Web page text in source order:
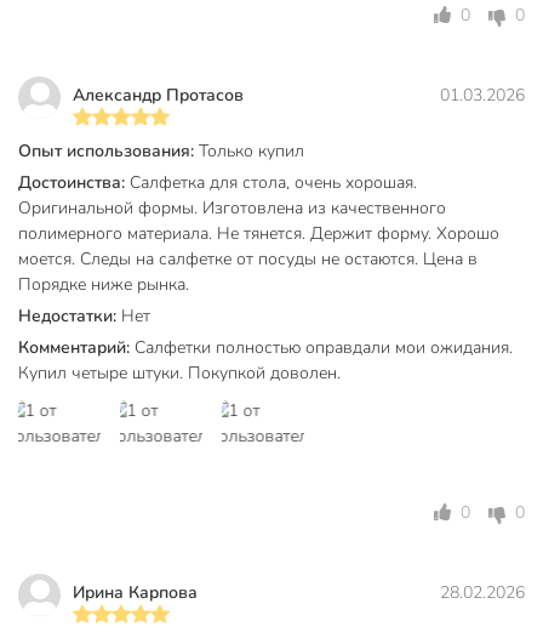
0 0
Александр Протасов 01.03.2026
Опыт использования: Только купил
Достоинства: Салфетка для стола, очень хорошая.
Оригинальной формы. Изготовлена из качественного
полимерного материала. Не тянется. Держит форму. Хорошо
моется. Следы на салфетке от посуды не остаются. Цена в
Порядке ниже рынка.
Недостатки: Нет
Комментарий: Салфетки полностью оправдали мои ожидания.
Купил четыре штуки. Покупкой доволен.
0 0
Ирина Карпова 28.02.2026